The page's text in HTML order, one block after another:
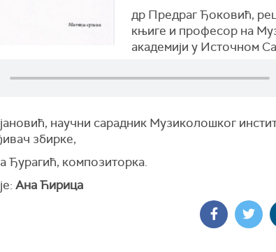
др Предраг Ђоковић,
књиге и професор на
академији у Источном
научни сарадник Музиколошког
збирке,
Ђурагић, композиторка.
Ана Ћирица